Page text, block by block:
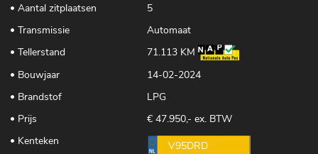
Aantal zitplaatsen
5
Transmissie
Automaat
Tellerstand
71.113 KM
Bouwjaar
14-02-2024
Brandstof
LPG
Prijs
€ 47.950,- ex. BTW
Kenteken
V95DRD